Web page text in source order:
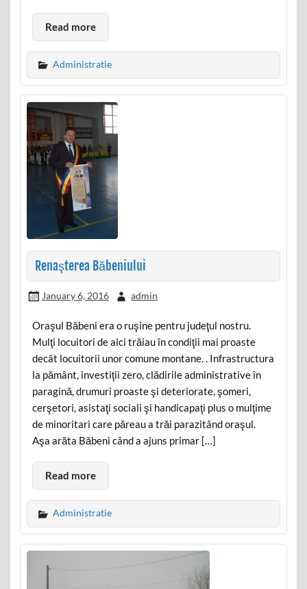
Read more
Administratie
Renaşterea Băbeniului
January 6, 2016 admin
Oraşul Băbeni era o ruşine pentru judeţul nostru.
Mulţi locuitori de aici trăiau în condiţii mai proaste
decât locuitorii unor comune montane. . Infrastructura
la pământ, investiţii zero, clădirile administrative în
paragină, drumuri proaste şi deteriorate, şomeri,
cerşetori, asistaţi sociali şi handicapaţi plus o mulţime
de minoritari care păreau a trăi parazitând oraşul.
Aşa arăta Băbeni când a ajuns primar […]
Read more
Administratie